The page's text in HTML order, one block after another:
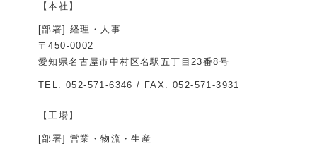
【本社】
[部署] 経理・人事
〒450-0002
愛知県名古屋市中村区名駅五丁目23番8号
TEL. 052-571-6346 / FAX. 052-571-3931
【工場】
[部署] 営業・物流・生産